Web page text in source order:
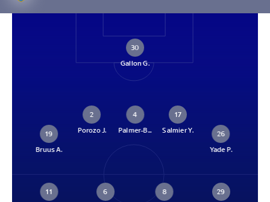
30
Gallon G.
19
Bruus A.
2
Porozo J.
4
Palmer-B...
17
Salmier Y.
26
Yade P.
11
6
8
29